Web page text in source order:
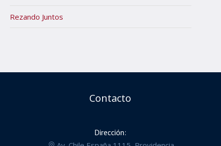
Rezando Juntos
Contacto
Dirección: